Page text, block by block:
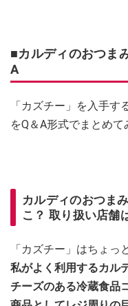
■カルディのおつま
A
「カズチー」を入手す
をQ＆A形式でまとめて
カルディのおつま
こ？ 取り扱い店舗
「カズチー」はちょっ
私がよく利用するカル
チーズのある冷蔵食品